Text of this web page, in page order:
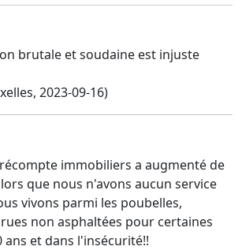
brutale et soudaine est injuste
2023-09-16)
immobiliers a augmenté de
que nous n'avons aucun service
vivons parmi les poubelles,
non asphaltées pour certaines
ans et dans l'insécurité!!